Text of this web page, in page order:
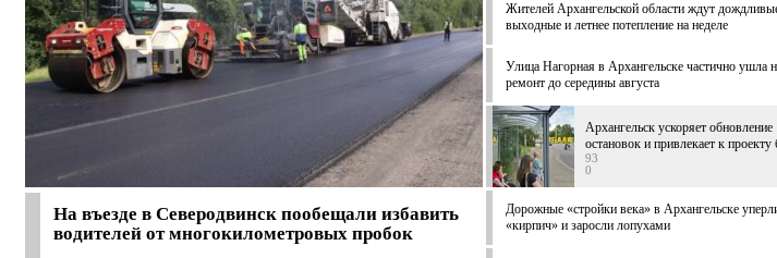
На въезде в Северодвинск пообещали избавить
водителей от многокилометровых пробок
Жителей Архангельской области ждут
выходные и летнее потепление на неделе
Улица Нагорная в Архангельске частично ушла
ремонт до середины августа
Архангельск ускоряет обновление
остановок и привлекает к проекту
93
0
Дорожные «стройки века» в Архангельске
«кирпич» и заросли лопухами